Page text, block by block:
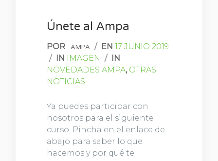
Únete al Ampa
POR AMPA / EN 17 JUNIO 2019
/ IN IMAGEN / IN
NOVEDADES AMPA, OTRAS
NOTICIAS
Ya puedes participar con
nosotros para el siguiente
curso. Pincha en el enlace de
abajo para saber lo que
hacemos y por qué te